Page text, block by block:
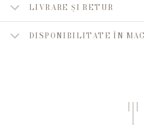
LIVRARE ȘI RETUR
DISPONIBILITATE ÎN